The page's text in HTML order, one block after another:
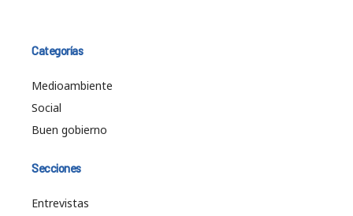
Categorías
Medioambiente
Social
Buen gobierno
Secciones
Entrevistas